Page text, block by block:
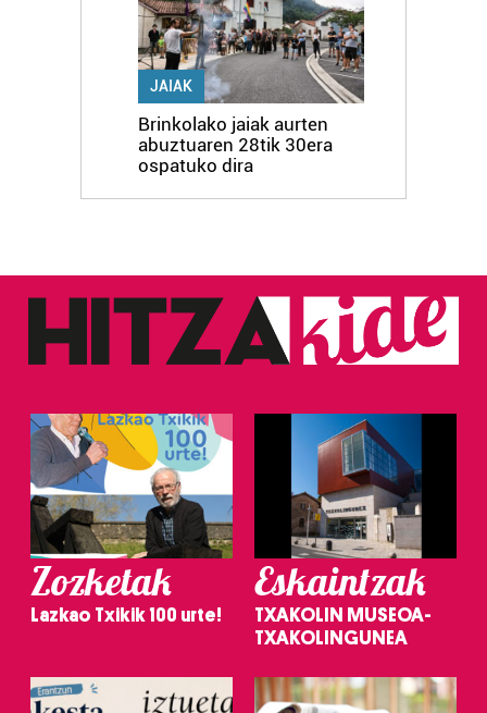
JAIAK
Brinkolako jaiak aurten
abuztuaren 28tik 30era
ospatuko dira
Zozketak
Lazkao Txikik 100 urte!
Eskaintzak
TXAKOLIN MUSEOA-
TXAKOLINGUNEA